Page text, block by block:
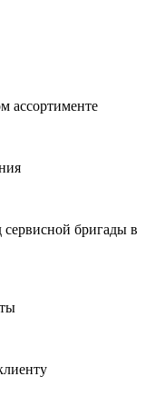
ассортименте
бригады в